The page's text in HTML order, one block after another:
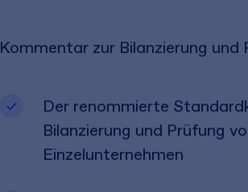
Kommentar zur Bilanzierung und
Der renommierte
Bilanzierung und Prüfung
Einzelunternehmen